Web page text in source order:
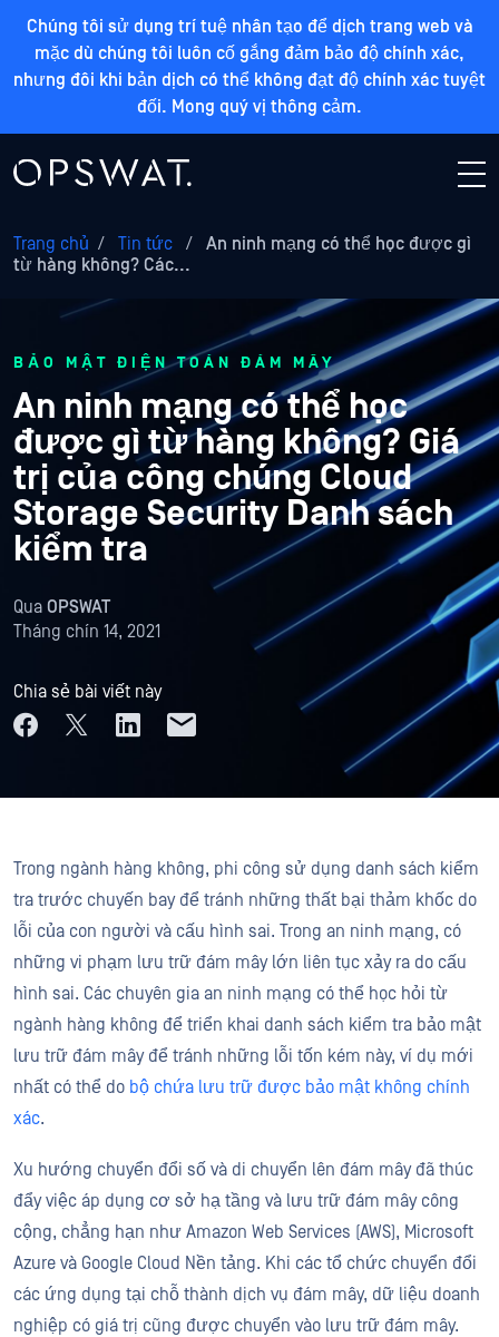
Chúng tôi sử dụng trí tuệ nhân tạo để dịch trang web và
mặc dù chúng tôi luôn cố gắng đảm bảo độ chính xác,
nhưng đôi khi bản dịch có thể không đạt độ chính xác tuyệt
đối. Mong quý vị thông cảm.
Trang chủ / Tin tức /
An ninh mạng có thể học được gì
từ hàng không? Các...
BẢO MẬT ĐIỆN TOÁN ĐÁM MÂY
An ninh mạng có thể học
được gì từ hàng không? Giá
trị của công chúng Cloud
Storage Security Danh sách
kiểm tra
Qua OPSWAT
Tháng chín 14, 2021
Chia sẻ bài viết này
Trong ngành hàng không, phi công sử dụng danh sách kiểm
tra trước chuyến bay để tránh những thất bại thảm khốc do
lỗi của con người và cấu hình sai. Trong an ninh mạng, có
những vi phạm lưu trữ đám mây lớn liên tục xảy ra do cấu
hình sai. Các chuyên gia an ninh mạng có thể học hỏi từ
ngành hàng không để triển khai danh sách kiểm tra bảo mật
lưu trữ đám mây để tránh những lỗi tốn kém này, ví dụ mới
nhất có thể do bộ chứa lưu trữ được bảo mật không chính
xác.
Xu hướng chuyển đổi số và di chuyển lên đám mây đã thúc
đẩy việc áp dụng cơ sở hạ tầng và lưu trữ đám mây công
cộng, chẳng hạn như Amazon Web Services (AWS), Microsoft
Azure và Google Cloud Nền tảng. Khi các tổ chức chuyển đổi
các ứng dụng tại chỗ thành dịch vụ đám mây, dữ liệu doanh
nghiệp có giá trị cũng được chuyển vào lưu trữ đám mây.